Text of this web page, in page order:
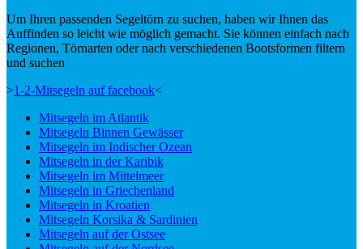
Um Ihren passenden Segeltörn zu suchen, haben wir Ihnen das
Auffinden so leicht wie möglich gemacht. Sie können einfach nach
Regionen, Törnarten oder nach verschiedenen Bootsformen filtern
und suchen
>1-2-Mitsegeln auf facebook<
Mitsegeln im Atlantik
Mitsegeln Binnen Gewässer
Mitsegeln im Indischer Ozean
Mitsegeln in der Karibik
Mitsegeln im Mittelmeer
Mitsegeln in Griechenland
Mitsegeln in Kroatien
Mitsegeln Korsika & Sardinien
Mitsegeln auf der Ostsee